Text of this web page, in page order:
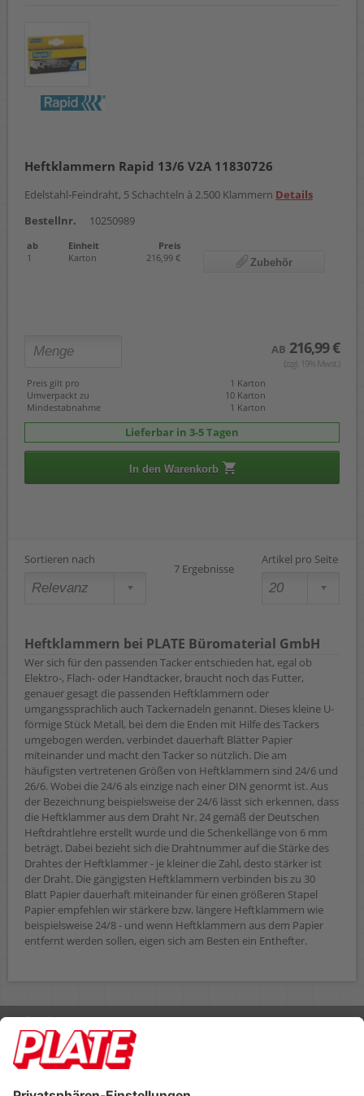
Heftklammern Rapid 13/6 V2A 11830726
Edelstahl-Feindraht, 5 Schachteln à 2.500 Klammern Details
Bestellnr.
10250989
ab Einheit
Preis
1
Karton 216,99 € Zubehör
AB 216,99 €
(zzgl. 19% Mwst.)
Preis gilt pro
1 Karton
Umverpackt zu
10 Karton
Mindestabnahme
1 Karton
Lieferbar in 3-5 Tagen
In den Warenkorb
Sortieren nach
7 Ergebnisse
Artikel pro Seite
Heftklammern bei PLATE Büromaterial GmbH
Wer sich für den passenden Tacker entschieden hat, egal ob
Elektro-, Flach- oder Handtacker, braucht noch das Futter,
genauer gesagt die passenden Heftklammern oder
umgangssprachlich auch Tackernadeln genannt. Dieses kleine U-
förmige Stück Metall, bei dem die Enden mit Hilfe des Tackers
umgebogen werden, verbindet dauerhaft Blätter Papier
miteinander und macht den Tacker so nützlich. Die am
häufigsten vertretenen Größen von Heftklammern sind 24/6 und
26/6. Wobei die 24/6 als einzige nach einer DIN genormt ist. Aus
der Bezeichnung beispielsweise der 24/6 lässt sich erkennen, dass
die Heftklammer aus dem Draht Nr. 24 gemäß der Deutschen
Heftdrahtlehre erstellt wurde und die Schenkellänge von 6 mm
beträgt. Dabei bezieht sich die Drahtnummer auf die Stärke des
Drahtes der Heftklammer - je kleiner die Zahl, desto stärker ist
der Draht. Die gängigsten Heftklammern verbinden bis zu 30
Blatt Papier dauerhaft miteinander für einen größeren Stapel
Papier empfehlen wir stärkere bzw. längere Heftklammern wie
beispielsweise 24/8 - und wenn Heftklammern aus dem Papier
entfernt werden sollen, eigen sich am Besten ein Enthefter.
Rufen Sie uns an 04298 401-0
Lieferbedingungen Impressum